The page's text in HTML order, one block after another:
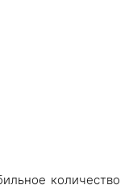
количество